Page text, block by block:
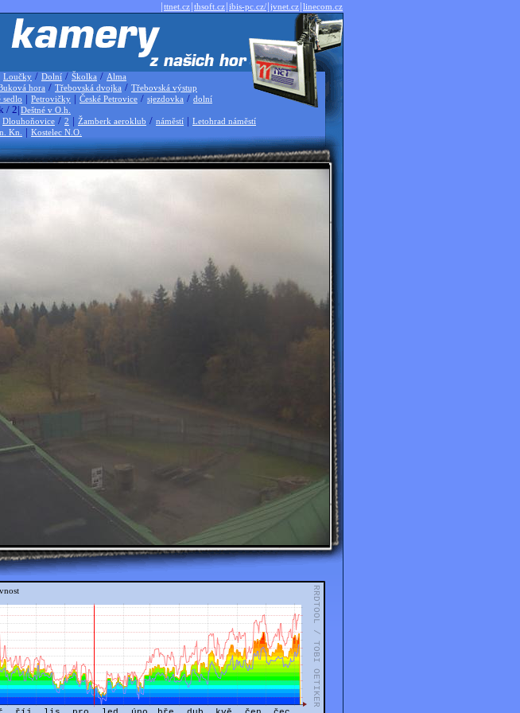
|ttnet.cz|thsoft.cz|ibis-pc.cz/|jvnet.cz|linecom.cz
Loučky / Dolní / Školka / Alma
hora / Třebovská dvojka / Třebovská výstup
sedlo | Petrovičky | České Petrovice / sjezdovka / dolní
/ 2|Deštné v O.h.
Dlouhoňovice / 2 | Žamberk aeroklub / náměstí | Letohrad náměstí
Kn. | Kostelec N.O.